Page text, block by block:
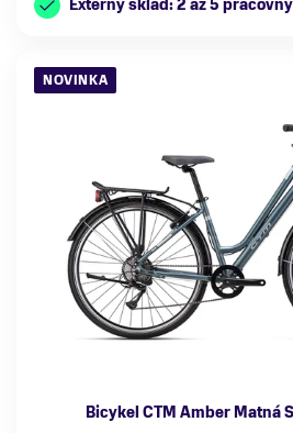
Externý sklad: 2 až 5
NOVINKA
Bicykel CTM Amber Matná